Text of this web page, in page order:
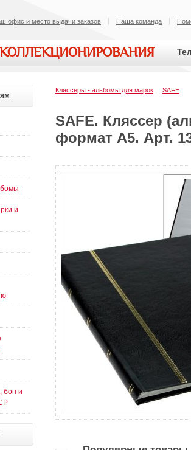
офис и место выдачи заказов Наша команда
Кляссеры - альбомы для марок | SAFE
SAFE. Кляссер
формат А5. Арт.
и
бон и